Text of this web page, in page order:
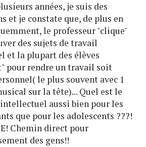
années, je suis des
et je constate que, de plus en
le professeur "clique"
des sujets de travail
et la plupart des élèves
pour rendre un travail soit
le plus souvent avec 1
sur la tête)... Quel est le
aussi bien pour les
que pour les adolescents ???!
Chemin direct pour
des gens!!